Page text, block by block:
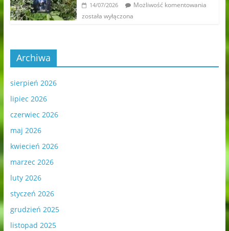
14/07/2026
Możliwość komentowania
została wyłączona
Archiwa
sierpień 2026
lipiec 2026
czerwiec 2026
maj 2026
kwiecień 2026
marzec 2026
luty 2026
styczeń 2026
grudzień 2025
listopad 2025